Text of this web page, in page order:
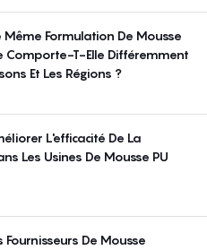
Même Formulation De Mousse
Comporte-T-Elle Différemment
Et Les Régions ?
L'efficacité De La
Les Usines De Mousse PU
Fournisseurs De Mousse